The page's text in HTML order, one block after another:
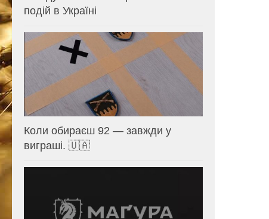
подій в Україні
Коли обираєш 92 — завжди у
виграші. 🇺🇦